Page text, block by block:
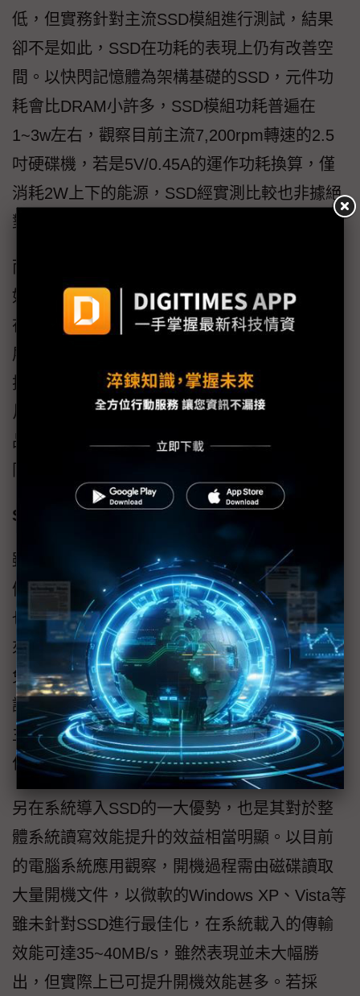
低，但實務針對主流SSD模組進行測試，結果
卻不是如此，SSD在功耗的表現上仍有改善空
間。以快閃記憶體為架構基礎的SSD，元件功
耗會比DRAM小許多，SSD模組功耗普遍在
1~3w左右，觀察目前主流7,200rpm轉速的2.5
吋硬碟機，若是5V/0.45A的運作功耗換算，僅
消耗2W上下的能源，SSD經實測比較也非據絕
對省電優勢。
而實際應用中，部份SSD模組仍有省電效益不
如預期的現象。觀察主要原因在於，雖然SSD
在元件功率與傳統硬碟相較略小，SSD畢竟發
展過程未如HDD具備大量開發經驗與相關節能
技術輔助，使多數採公版設計或是類似控制晶
片與相近NAND Flash元件架構的SSD模組產
品，大多於產品待機、節能與省電方面出現不
同的限制，影響整體的省電效益表現。
SSD耐震、低發熱、效能優勢 仍值得重視
雖說SSD省電表現並不亮眼，但是SSD最大的
優勢就在減省了馬達與碟片這類機械結構，這
也讓SSD在運作過程所產生的廢熱，要比HDD
來得低許多，也因此，應用SSD的場合就可避
免需透過風扇這類主動散熱機制來強制氣冷，
讓桌上型電腦或筆記型電腦應用場合，可減省
主動散熱機制的功耗，或附加得到更安靜的運
作效益。
另在系統導入SSD的一大優勢，也是其對於整
體系統讀寫效能提升的效益相當明顯。以目前
的電腦系統應用觀察，開機過程需由磁碟讀取
大量開機文件，以微軟的Windows XP、Vista等
雖未針對SSD進行最佳化，在系統載入的傳輸
效能可達35~40MB/s，雖然表現並未大幅勝
出，但實際上已可提升開機效能甚多。若採